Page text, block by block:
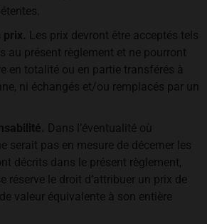
prix. Les prix devront être acceptés tels
au présent règlement et ne pourront
en totalité ou en partie transférés à
ni échangés et/ou remplacés par un
Dans l’éventualité où
serait pas en mesure de décerner les
décrits dans le présent règlement,
réserve le droit d’attribuer un prix de
valeur équivalente à son entière